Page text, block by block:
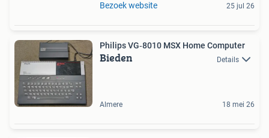
Bezoek website 25 jul 26
Philips VG‑8010 MSX Home Computer
Bieden Details
Almere 18 mei 26